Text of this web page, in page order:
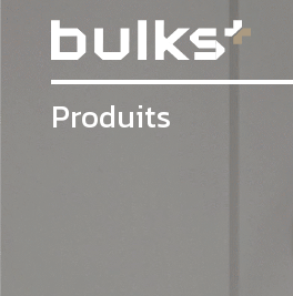
Produits